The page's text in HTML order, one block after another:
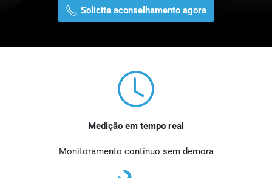
Solicite aconselhamento agora
Medição em tempo real
Monitoramento contínuo sem demora